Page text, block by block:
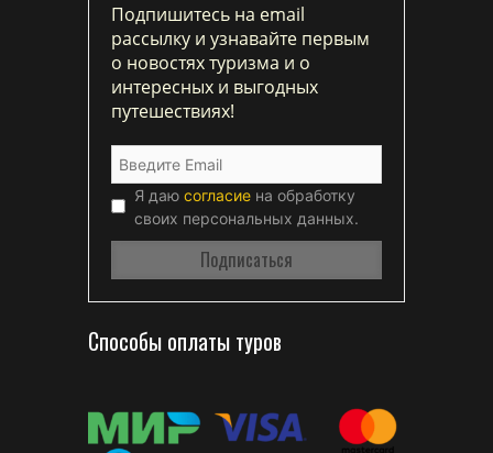
Подпишитесь на email
рассылку и узнавайте первым
о новостях туризма и о
интересных и выгодных
путешествиях!
Я даю согласие на обработку
своих персональных данных.
Способы оплаты туров